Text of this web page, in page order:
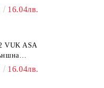
клапа Ø
16.04лв.
VUK ASA
решетка с
16.04лв.